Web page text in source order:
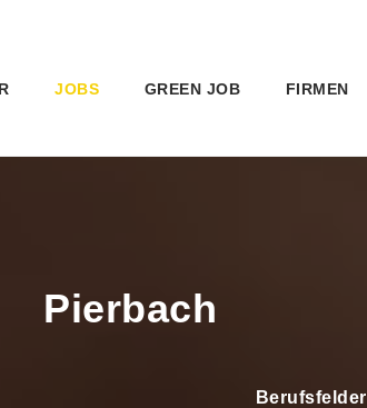
JOBS GREEN JOB FIRMEN
Pierbach
Berufsfelder